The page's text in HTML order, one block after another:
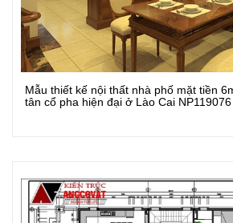
Xem Chi Tiết
Mẫu thiết kế nội thất nhà phố mặt tiền
tân cổ pha hiện đại ở Lào Cai NP119076